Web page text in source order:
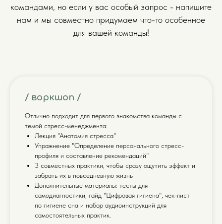
командами, но если у вас особый запрос - напишите
нам и мы совместно придумаем что-то особенное
для вашей команды!
/ воркшоп /
Отлично подходит для первого знакомства команды с
темой стресс-менеджмента:
Лекция "Анатомия стресса"
Упражнение "Определение персонального стресс-
профиля и составление рекомендаций"
3 совместных практики, чтобы сразу ощутить эффект и
забрать их в повседневную жизнь
Дополнительные материалы: тесты для
самодиагностики, гайд "Цифровая гигиена", чек-лист
по гигиене сна и набор аудиоинструкций для
самостоятельных практик.